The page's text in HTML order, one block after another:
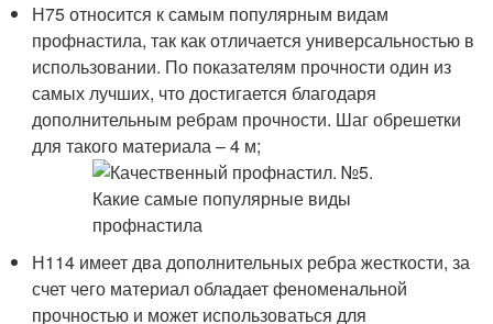
Н75 относится к самым популярным видам
профнастила, так как отличается универсальностью в
использовании. По показателям прочности один из
самых лучших, что достигается благодаря
дополнительным ребрам прочности. Шаг обрешетки
для такого материала – 4 м;
Н114 имеет два дополнительных ребра жесткости, за
счет чего материал обладает феноменальной
прочностью и может использоваться для